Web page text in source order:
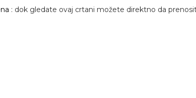
: dok gledate ovaj crtani možete direktno da